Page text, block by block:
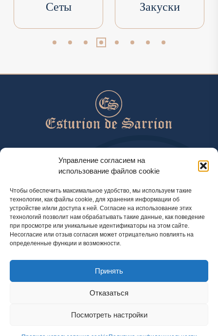
Управление согласием на
использование файлов cookie
Чтобы обеспечить максимальное удобство, мы используем такие
технологии, как файлы cookie, для хранения информации об
устройстве и/или доступа к ней. Согласие на использование этих
технологий позволит нам обрабатывать такие данные, как поведение
при просмотре или уникальные идентификаторы на этом сайте.
Несогласие или отзыв согласия может отрицательно повлиять на
определенные функции и возможности.
Принять
Отказаться
Посмотреть настройки
Сеты Закуски
с 9 до 18 (GMT+2) по будням
Способы оплаты
Правовая информация